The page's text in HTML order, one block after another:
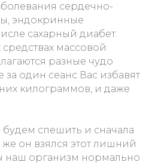
сердечно-
эндокринные
сахарный диабет.
массовой
разные чудо
за один сеанс Вас избавят
килограммов, и даже
будем спешить и сначала
же он взялся этот лишний
наш организм нормально